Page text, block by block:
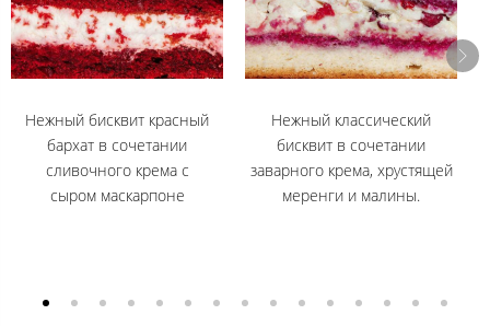
Нежный бисквит красный
бархат в сочетании
сливочного крема с
сыром маскарпоне
Нежный классический
бисквит в сочетании
заварного крема, хрустящей
меренги и малины.